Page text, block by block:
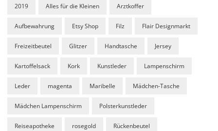
2019 Alles für die Kleinen Arztkoffer
Aufbewahrung Etsy Shop Filz Flair Designmarkt
Freizeitbeutel Glitzer Handtasche Jersey
Kartoffelsack Kork Kunstleder Lampenschirm
Leder magenta Maribelle Mädchen-Tasche
Mädchen Lampenschirm Polsterkunstleder
Reiseapotheke rosegold Rückenbeutel